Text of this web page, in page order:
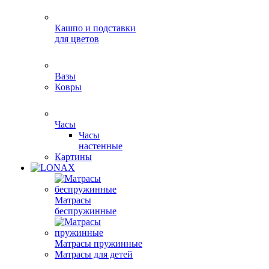
Кашпо и подставки
для цветов
Вазы
Ковры
Часы
Часы
настенные
Картины
Матрасы
беспружинные
Матрасы пружинные
Матрасы для детей